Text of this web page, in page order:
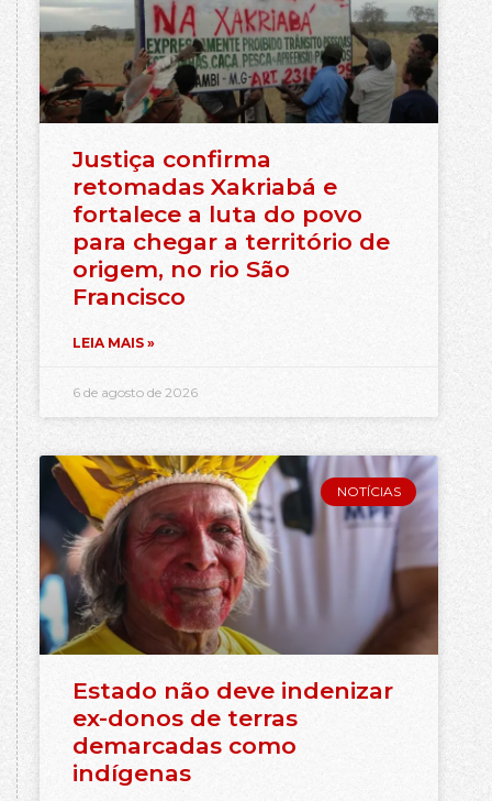
Justiça confirma
retomadas Xakriabá e
fortalece a luta do povo
para chegar a território de
origem, no rio São
Francisco
LEIA MAIS »
6 de agosto de 2026
NOTÍCIAS
Estado não deve indenizar
ex-donos de terras
demarcadas como
indígenas